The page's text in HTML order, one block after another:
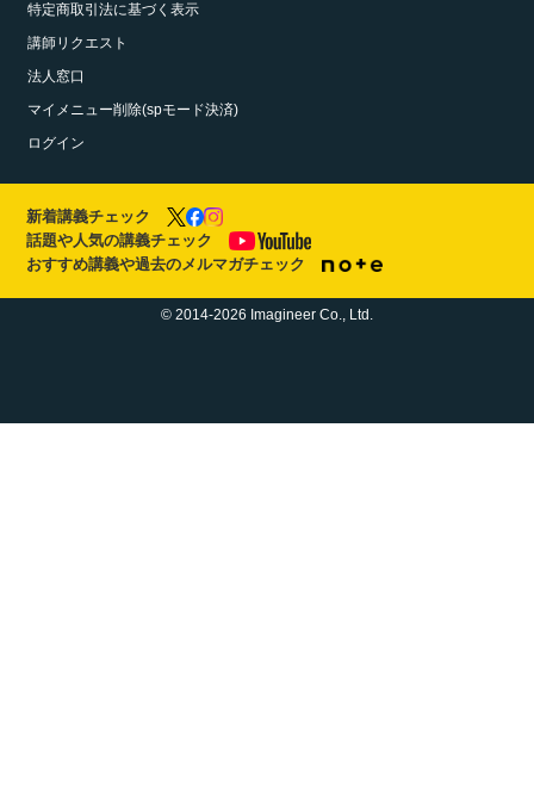
特定商取引法に基づく表示
講師リクエスト
法人窓口
マイメニュー削除(spモード決済)
ログイン
新着講義チェック
話題や人気の講義チェック
おすすめ講義や過去のメルマガチェック
© 2014-2026 Imagineer Co., Ltd.